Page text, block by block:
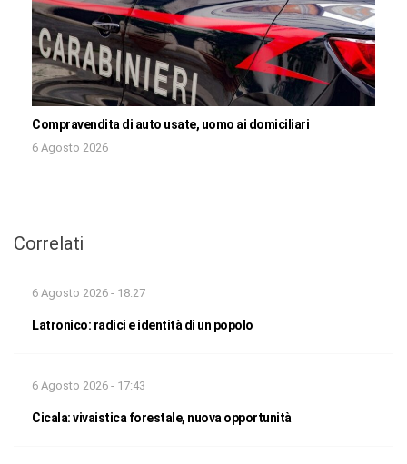
Compravendita di auto usate, uomo ai domiciliari
6 Agosto 2026
Correlati
6 Agosto 2026 - 18:27
Latronico: radici e identità di un popolo
6 Agosto 2026 - 17:43
Cicala: vivaistica forestale, nuova opportunità